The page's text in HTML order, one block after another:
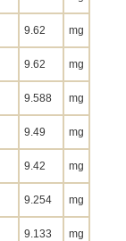
9.62 mg
9.62 mg
9.588 mg
9.49 mg
9.42 mg
9.254 mg
9.133 mg